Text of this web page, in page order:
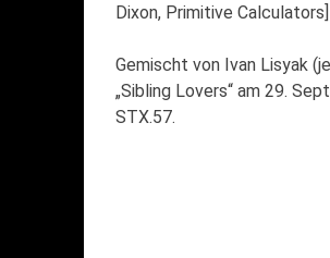
Dixon, Primitive Calculators]
Gemischt von Ivan Lisyak
„Sibling Lovers“ am 29.
STX.57.